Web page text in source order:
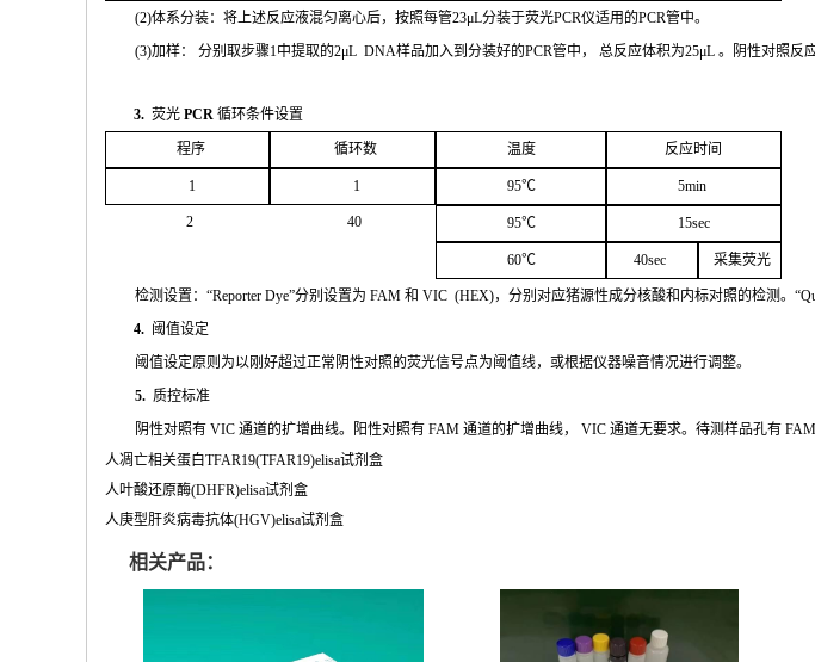
(2)体系分装：将上述反应液混匀离心后，按照每管23μL分装于荧光PCR仪适用的PCR管中。
(3)加样： 分别取步骤1中提取的2μL DNA样品加入到分装好的PCR管中， 总反应体积为25μL 。阴性对照反
3. 荧光 PCR 循环条件设置
程序 循环数 温度 反应时间
1 1 95℃ 5min
2 40 95℃ 15sec
60℃ 40sec 采集荧光
检测设置： “Reporter Dye”分别设置为 FAM 和 VIC (HEX)，分别对应猪源性成分核酸和内标对照的检测。
4. 阈值设定
阈值设定原则为以刚好超过正常阴性对照的荧光信号点为阈值线，或根据仪器噪音情况进行调整。
5. 质控标准
阴性对照有 VIC通道的扩增曲线。阳性对照有 FAM通道的扩增曲线， VIC通道无要求。待测样品孔有
人凋亡相关蛋白TFAR19(TFAR19)elisa试剂盒
人叶酸还原酶(DHFR)elisa试剂盒
人庚型肝炎病毒抗体(HGV)elisa试剂盒
相关产品：